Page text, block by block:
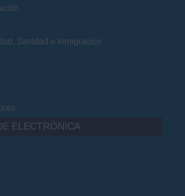
Sanidad e Inmigración
ELECTRÓNICA